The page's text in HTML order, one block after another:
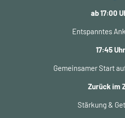
ab 17:00
Entspanntes
17:45 Uhr
Gemeinsamer Start
Zurück im
Stärkung &